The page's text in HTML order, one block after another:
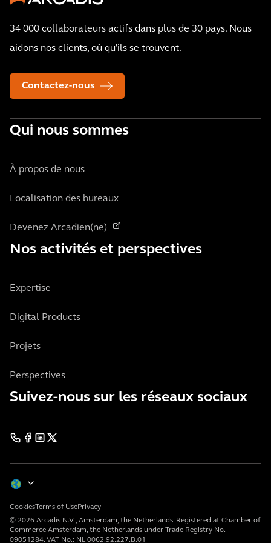
34 000 collaborateurs actifs dans plus de 30 pays. Nous
aidons nos clients, où qu'ils se trouvent.
Contactez-nous
Qui nous sommes
À propos de nous
Localisation des bureaux
Devenez Arcadien(ne)
Nos activités et perspectives
Expertise
Digital Products
Projets
Perspectives
Suivez-nous sur les réseaux sociaux
© 2026 Arcadis N.V., Amsterdam, the Netherlands. Registered at Chamber of
Commerce Amsterdam, the Netherlands under Trade Registry No.
09051284. VAT No.: NL 0062.92.227.B.01
CookiesTerms of UsePrivacy